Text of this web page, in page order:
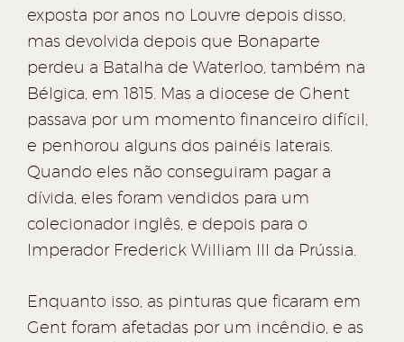
exposta por anos no Louvre depois disso,
mas devolvida depois que Bonaparte
perdeu a Batalha de Waterloo, também na
Bélgica, em 1815. Mas a diocese de Ghent
passava por um momento financeiro difícil,
e penhorou alguns dos painéis laterais.
Quando eles não conseguiram pagar a
dívida, eles foram vendidos para um
colecionador inglês, e depois para o
Imperador Frederick William III da Prússia.
Enquanto isso, as pinturas que ficaram em
Gent foram afetadas por um incêndio, e as